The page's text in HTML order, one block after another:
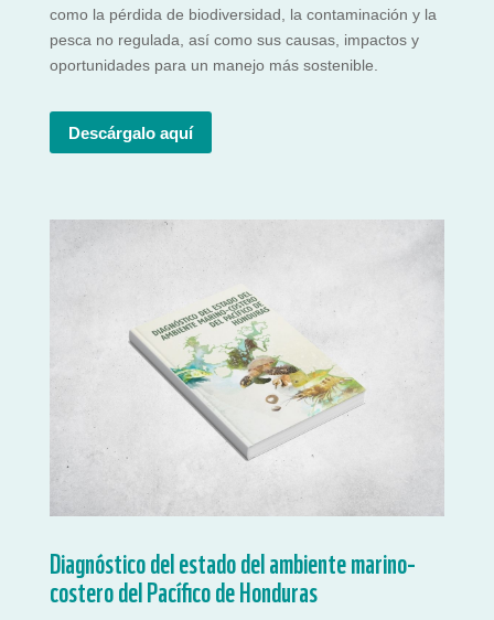
como la pérdida de biodiversidad, la contaminación y la
pesca no regulada, así como sus causas, impactos y
oportunidades para un manejo más sostenible.
Descárgalo aquí
Diagnóstico del estado del ambiente marino-
costero del Pacífico de Honduras